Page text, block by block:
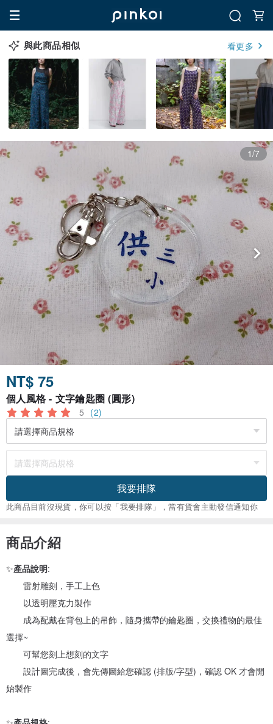
與此商品相似 看更多
1/7
NT$ 75
個人風格 - 文字鑰匙圈 (圓形)
5 (2)
我要排隊
此商品目前沒現貨，你可以按「我要排隊」，當有貨會主動發信通知你
商品介紹
✨產品說明:
雷射雕刻，手工上色
以透明壓克力製作
成為配戴在背包上的吊飾，隨身攜帶的鑰匙圈，交換禮物的最佳
選擇~
可幫您刻上想刻的文字
設計圖完成後，會先傳圖給您確認 (排版/字型)，確認 OK 才會開
始製作